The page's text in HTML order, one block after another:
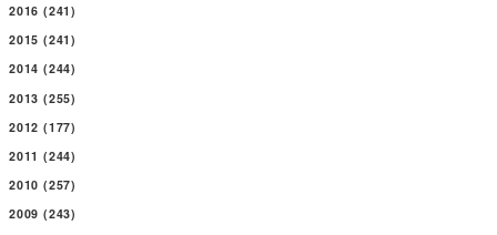
2016 (241)
2015 (241)
2014 (244)
2013 (255)
2012 (177)
2011 (244)
2010 (257)
2009 (243)